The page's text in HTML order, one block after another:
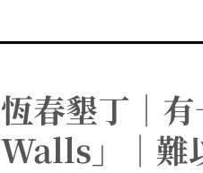
恆春墾丁｜
Walls」｜難